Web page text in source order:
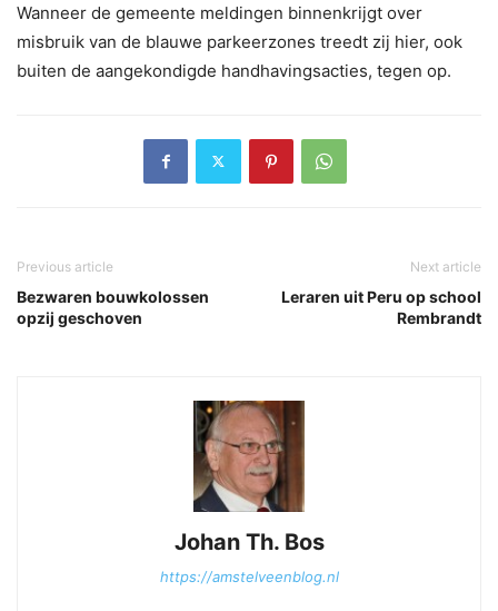
Wanneer de gemeente meldingen binnenkrijgt over
misbruik van de blauwe parkeerzones treedt zij hier, ook
buiten de aangekondigde handhavingsacties, tegen op.
Previous article
Bezwaren bouwkolossen
opzij geschoven
Next article
Leraren uit Peru op school
Rembrandt
Johan Th. Bos
https://amstelveenblog.nl